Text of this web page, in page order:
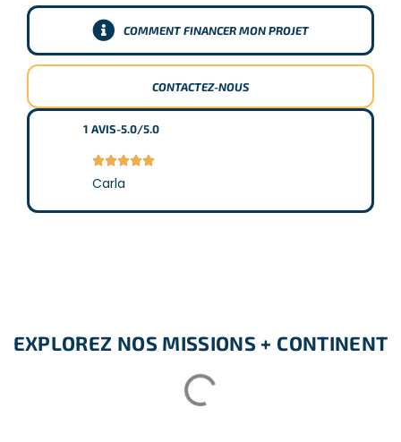
jusqu’au projet par vos propres moyens.
LES CONDITIONS
– Minimum 4 semaines
– Avoir une bonne condition physique
des vêtements adaptés aux missions)
– Anglais intermédiaire
COMMENT FINANCER MON PROJET
CONTACTEZ-NOUS
1 AVIS-5.0/5.0

Carla
EXPLOREZ NOS MISSIONS + CONTINENT